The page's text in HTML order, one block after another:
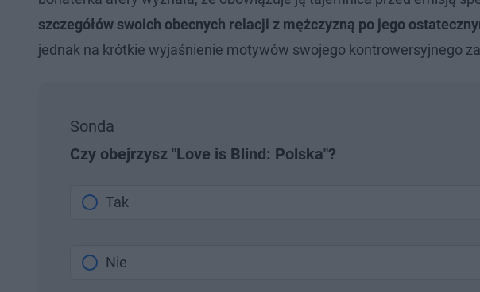
szczegółów swoich obecnych relacji z mężczyzną po jego
jednak na krótkie wyjaśnienie motywów swojego kontrowersyjnego
Sonda
Czy obejrzysz "Love is Blind: Polska"?
Tak
Nie